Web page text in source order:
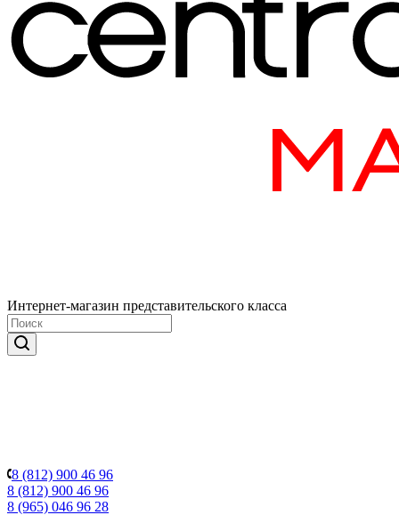
Интернет-магазин представительского класса
8 (812) 900 46 96
8 (812) 900 46 96
8 (965) 046 96 28